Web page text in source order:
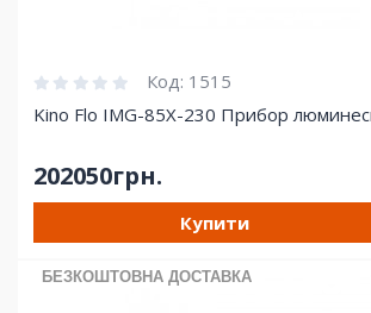
Код: 1515
Kino Flo IMG-85X-230 Прибор
202050грн.
Купити
БЕЗКОШТОВНА ДОСТАВКА